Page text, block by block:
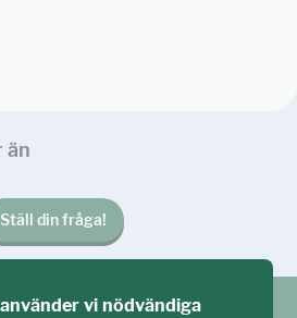
än
Ställ din fråga!
vi nödvändiga